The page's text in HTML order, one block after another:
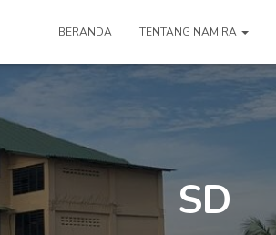
BERANDA TENTANG NAMIRA
SD